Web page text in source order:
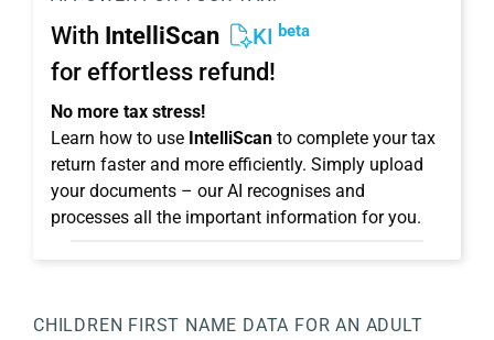
With IntelliScan KI beta
for effortless refund!
No more tax stress!
Learn how to use IntelliScan to complete your tax
return faster and more efficiently. Simply upload
your documents – our AI recognises and
processes all the important information for you.
CHILDREN FIRST NAME DATA FOR AN ADULT